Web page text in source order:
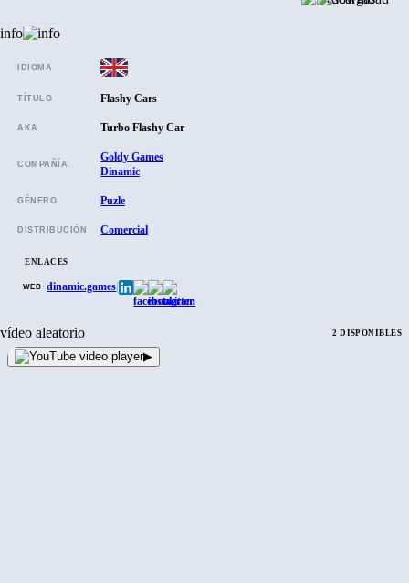
info
IDIOMA
TÍTULO Flashy Cars
AKA Turbo Flashy Car
COMPAÑÍA
Goldy Games
Dinamic
GÉNERO Puzle
DISTRIBUCIÓN Comercial
ENLACES
WEB dinamic.games
vídeo aleatorio 2 DISPONIBLES
▶